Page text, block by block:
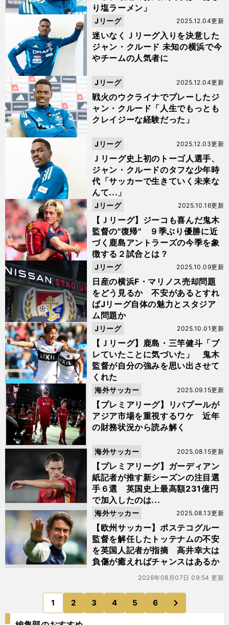
り塩ラーメン」
迷いなくＪリーグ入りを決意した
ジャン・クルード 未知の横浜で今
やチームの人気者に
2025.12.04更新
Jリーグ
戦火のウクライナでプレーしたジ
ャン・クルード「人生でもっとも
クレイジーな経験だった」
2025.12.04更新
Jリーグ
Ｊリーグ史上初のトーゴ人選手、
ジャン・クルードのタフな少年時
代「サッカーで生きていく未来な
んて...」
2025.12.03更新
Jリーグ
【Ｊリーグ】ジーコも喜んだ鬼木
監督の"復帰" ９季ぶり優勝に近
づく鹿島アントラーズの今季を象
徴する２試合とは？
2025.10.16更新
Jリーグ
日産の横浜F・マリノス売却問題
をどう見るか 不安があるとすれ
ばJリーグ自体の魅力とスタジア
ム問題か
2025.10.09更新
Jリーグ
【Ｊリーグ】鹿島・三竿健斗「ブ
レていたことに気づいた」 鬼木
監督が自分の強みを思い出させて
くれた
2025.10.01更新
Jリーグ
【プレミアリーグ】リバプールが
アジア市場を重視するワケ 近年
の財務状況から読み解く
2025.09.15更新
海外サッカー
【プレミアリーグ】ガーディアン
紙記者が推す新シーズンの注目選
手６選 英国史上最高額231億円
で加入したのは...
2025.08.15更新
海外サッカー
【欧州サッカー】ポステコグルー
監督を解任したトッテナムの不安
を英国人記者が指摘 高井幸大は
負傷が癒えればチャンスはあるか
2025.08.13更新
海外サッカー
2026年08月07日 09:54 更新
1 2 3 4 5 6
のページへ